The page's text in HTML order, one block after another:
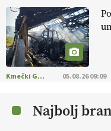
[EKOloško = LOGIČNO
v tujini
. Zato je ekološka
vinarje
. VEČ
https://
https://t.co/01qpoeLyNP
Kmečki Glas 05.08.26 09:09
Najbolj